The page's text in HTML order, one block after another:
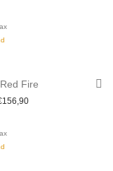
Fire
156,90